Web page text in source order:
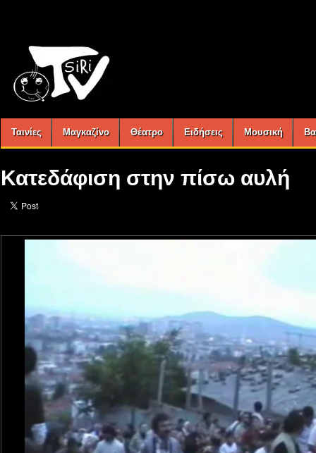
Ταινίες Μαγκαζίνο Θέατρο Ειδήσεις Μουσική
Κατεδάφιση στην πίσω αυλή